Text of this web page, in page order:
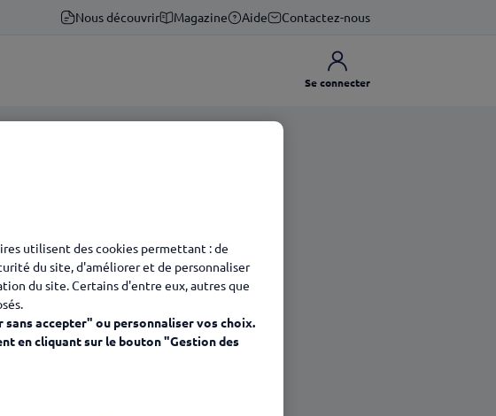
Nous découvrir Magazine Aide Contactez-nous
Se connecter
utilisent des cookies permettant : de
du site, d'améliorer et de personnaliser
du site. Certains d'entre eux, autres que
accepter" ou personnaliser vos choix.
en cliquant sur le bouton "Gestion des